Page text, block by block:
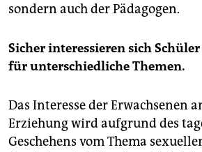
sondern auch der Pädagogen.
Sicher interessieren sich
für unterschiedliche Themen.
Das Interesse der Erwachsenen
Erziehung wird aufgrund des
Geschehens vom Thema